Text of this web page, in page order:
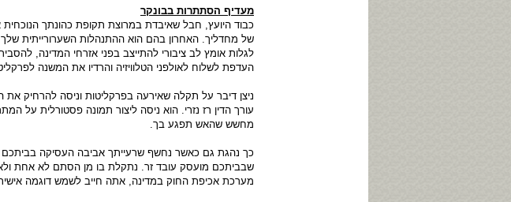
מעדיף הסתתרות בבונקר
כבוד היועץ, חבל שאיבדת במרוצת תקופת כהונתך
של מחדליך. האחרון בהם הוא ההתנהלות השערורייתית
לגלות אומץ לב ציבורי להתייצב בפני אזרחי המדינה,
העדפת לשלוח לאולפני הטלוויזיה והרדיו את המשנה
ניצן דיבר על תקלה שאירעה בפרקליטות וניסה להרחיק
עורך הדין רז נזרי. הוא ניסה ליצור תמונה פסטורלית
מחשש שהאש תפגע בך.
כך נהגת גם כאשר נחשף שרעייתך אביבה העסיקה בביתכם
שבביתכם מועסק עובד זר. נתקלת בו מן הסתם לא אחת ולא
מערכת אכיפת החוק במדינה, אתה חייב לשמש דוגמה